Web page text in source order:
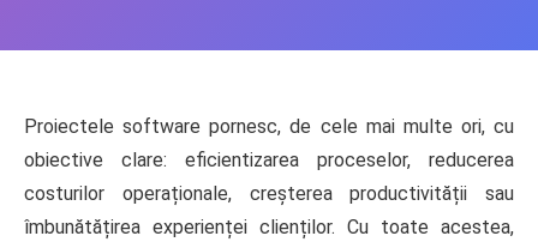
Proiectele software pornesc, de cele mai multe ori, cu
obiective clare: eficientizarea proceselor, reducerea
costurilor operaționale, creșterea productivității sau
îmbunătățirea experienței clienților. Cu toate acestea,